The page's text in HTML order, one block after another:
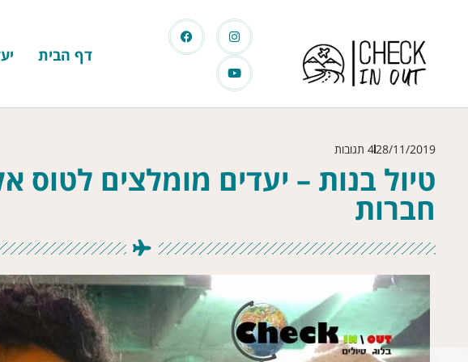
דף הבית
28/11/20194 תגובות
טיול בנות – יעדים מומלצים לטוס
חברות